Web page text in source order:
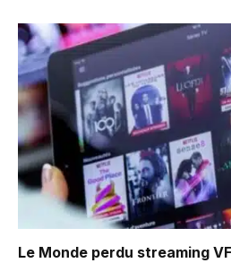
Le Monde perdu streaming